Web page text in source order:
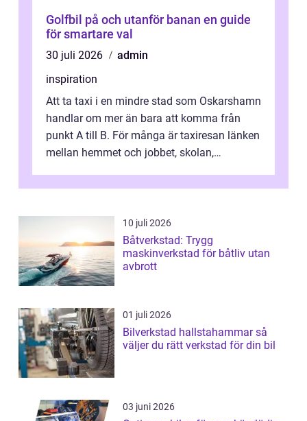
Golfbil på och utanför banan en guide
för smartare val
30 juli 2026
admin
inspiration
Att ta taxi i en mindre stad som Oskarshamn
handlar om mer än bara att komma från
punkt A till B. För många är taxiresan länken
mellan hemmet och jobbet, skolan,
10 juli 2026
Båtverkstad: Trygg
maskinverkstad för båtliv utan
avbrott
01 juli 2026
Bilverkstad hallstahammar så
väljer du rätt verkstad för din bil
03 juni 2026